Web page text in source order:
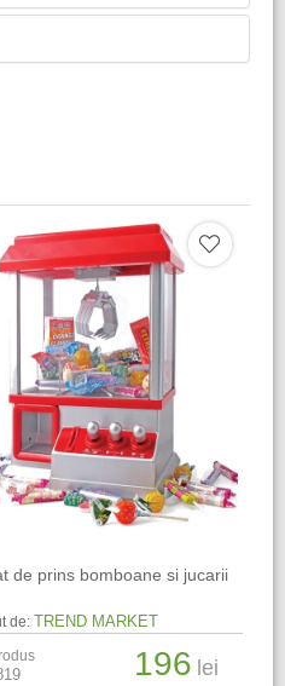
de prins bomboane si jucarii
de: TREND MARKET
196 lei